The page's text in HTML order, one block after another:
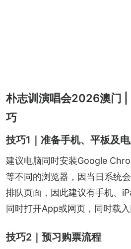
朴志训演唱会2026澳门
巧
技巧1｜准备手机、平板及
建议电脑同时安装Google
等不同的浏览器，因当日系统
排队页面，因此建议有手机、
同时打开App或网页，同时载入
技巧2｜预习购票流程